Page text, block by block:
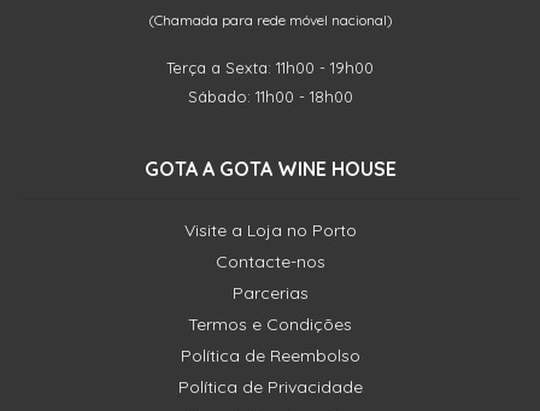
(Chamada para rede móvel nacional)
Terça a Sexta: 11h00 - 19h00
Sábado: 11h00 - 18h00
GOTA A GOTA WINE HOUSE
Visite a Loja no Porto
Contacte-nos
Parcerias
Termos e Condições
Política de Reembolso
Política de Privacidade